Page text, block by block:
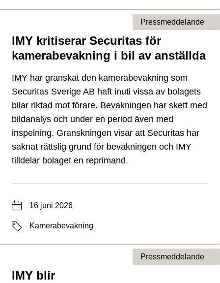
IMY kritiserar Securitas för
kamerabevakning i bil av anställda
Typ av sida
Pressmeddelande
IMY har granskat den kamerabevakning som
Securitas Sverige AB haft inuti vissa av bolagets
bilar riktad mot förare. Bevakningen har skett med
bildanalys och under en period även med
inspelning. Granskningen visar att Securitas har
saknat rättslig grund för bevakningen och IMY
tilldelar bolaget en reprimand.
Datum16 juni 2026
EtiketterKamerabevakning
IMY blir
Typ av sida
Pressmeddelande